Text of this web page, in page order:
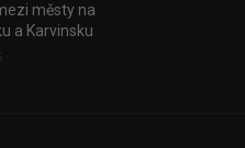
městy na
a Karvinsku